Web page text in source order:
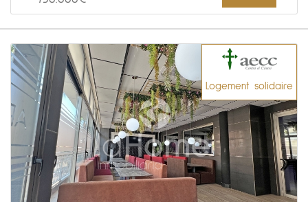
Logement solidaire